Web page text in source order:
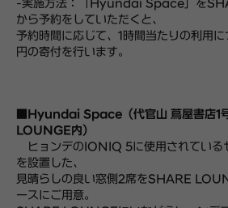
-実施方法：「Hyundai Space」を
から予約をしていただくと、
予約時間に応じて、1時間当たりの利
円の寄付を行います。
■Hyundai Space（代官山 蔦屋書店1
LOUNGE内）
ヒョンデのIONIQ 5に使用されている
を設置した、
見晴らしの良い窓側2席をSHARE
ースにご用意。